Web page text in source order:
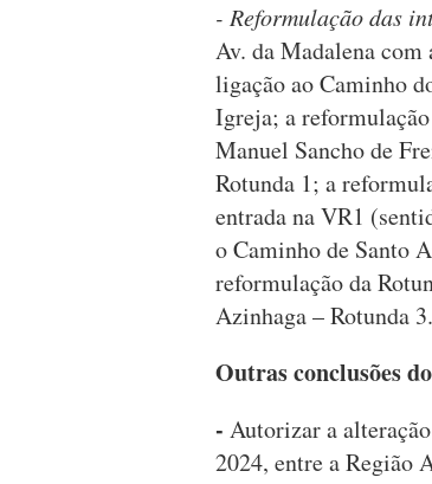
- Reformulação das
Av. da Madalena
ligação ao Caminho
Igreja; a
Manuel Sancho de
Rotunda 1; a
entrada na VR1
o Caminho de Santo
reformulação da
Azinhaga – Rotunda 3.
Outras conclusões
- Autorizar a
2024, entre a Região